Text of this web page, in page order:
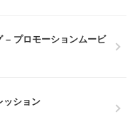
– プロモーションムービ
ッション